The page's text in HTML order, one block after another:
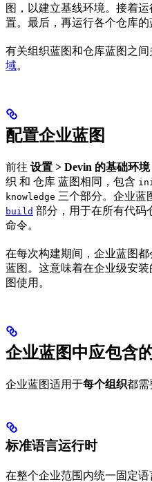
图，以建立基线环境。接着
置。最后，再运行各个仓库的
有关组织蓝图和仓库蓝图之
域。
配置企业蓝图
前往 设置 > Devin 的基础环境
织 和 仓库 蓝图相同，包含
knowledge 三个部分。企业蓝
build 部分，用于在所有代码
命令。
在每次构建期间，企业蓝图都
蓝图。这意味着在企业级安
图使用。
企业蓝图中应包含
企业蓝图适用于每个组织都需
标准语言运行时
在整个企业范围内统一固定